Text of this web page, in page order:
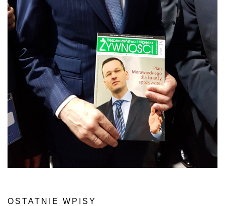
OSTATNIE WPISY